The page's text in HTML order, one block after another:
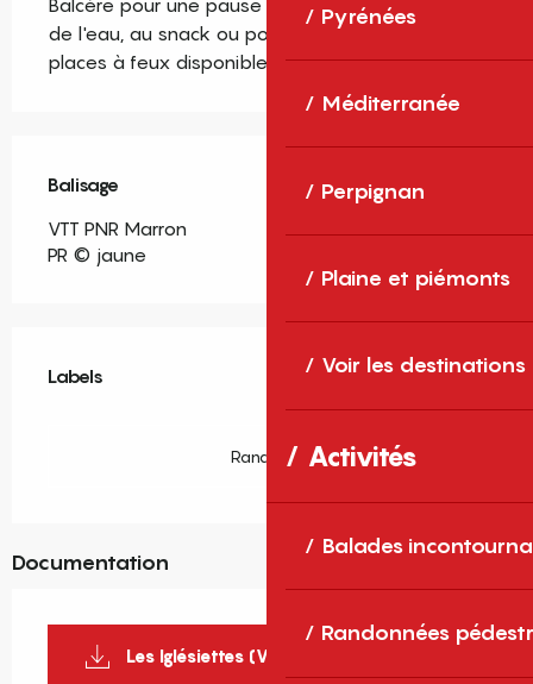
Pyrénées
Méditerranée
Perpignan
Plaine et piémonts
Voir les destinations
Activités
Balades
Randonnées
de l'eau, au snack ou pour une grillade sur les
places à feux disponibles.
Balisage
VTT PNR Marron
PR © jaune
Labels
Labels
Rando66
Documentation
Les Iglésiettes (VTT 38)_1